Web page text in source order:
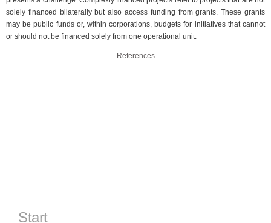
solely financed bilaterally but also access funding from grants. These grants
may be public funds or, within corporations, budgets for initiatives that cannot
or should not be financed solely from one operational unit.
References
Start